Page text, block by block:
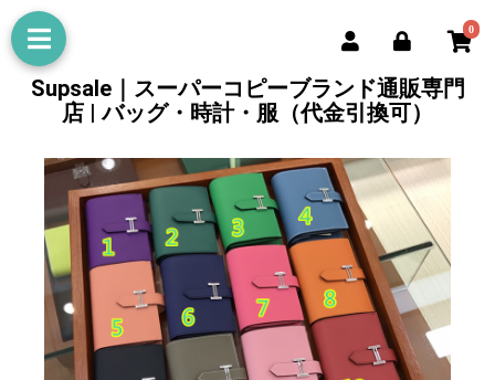
0
Supsale｜スーパーコピーブランド通販専門
店 | バッグ・時計・服（代金引換可）